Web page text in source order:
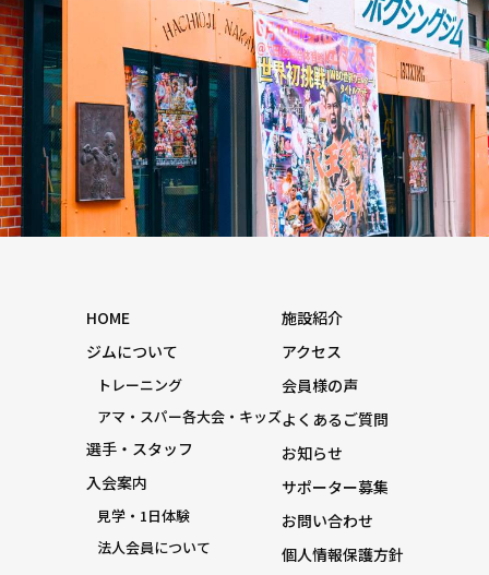
HOME
ジムについて
トレーニング
アマ・スパー各大会・キッズ
選手・スタッフ
入会案内
見学・1日体験
法人会員について
施設紹介
アクセス
会員様の声
よくあるご質問
お知らせ
サポーター募集
お問い合わせ
個人情報保護方針